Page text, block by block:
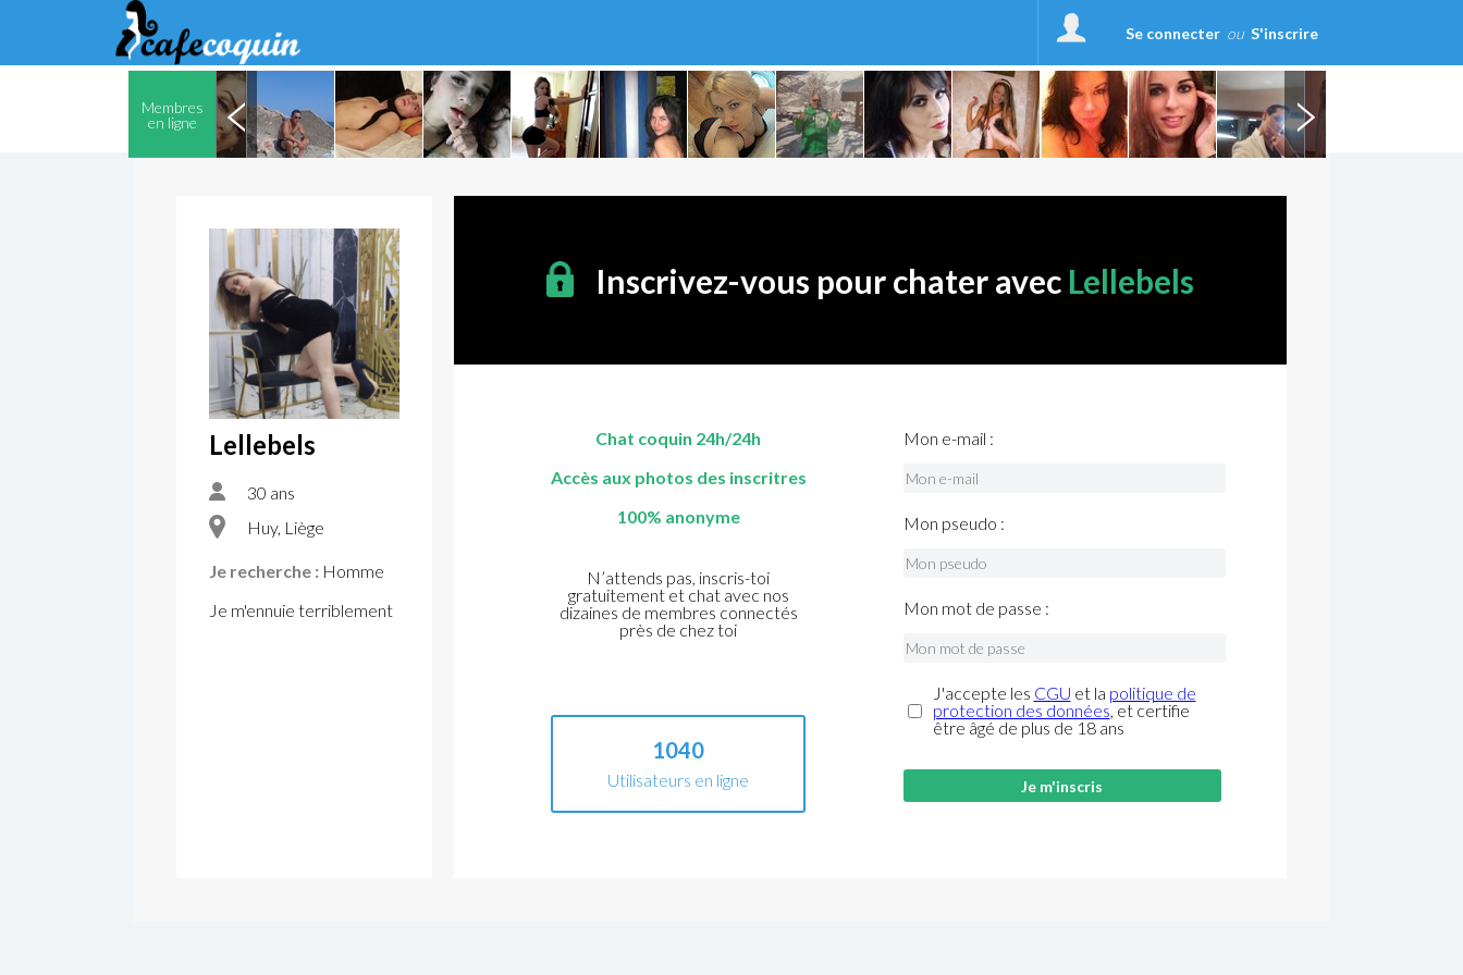
Se connecter ou S'inscrire
Membres
en ligne
Lellebels
30 ans
Huy, Liège
Je recherche : Homme
Je m'ennuie terriblement
Inscrivez-vous pour chater avec Lellebels
Chat coquin 24h/24h
Accès aux photos des inscritres
100% anonyme
N’attends pas, inscris-toi
gratuitement et chat avec nos
dizaines de membres connectés
près de chez toi
1040
Utilisateurs en ligne
Mon e-mail :
Mon pseudo :
Mon mot de passe :
J'accepte les CGU et la politique de
protection des données, et certifie
être âgé de plus de 18 ans